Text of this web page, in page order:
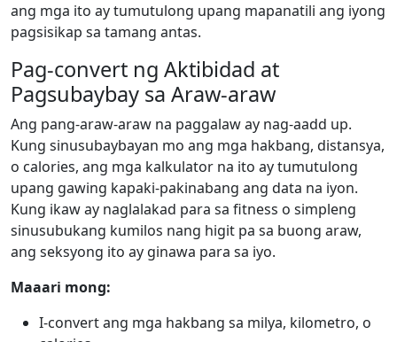
ang mga ito ay tumutulong upang mapanatili ang iyong
pagsisikap sa tamang antas.
Pag-convert ng Aktibidad at
Pagsubaybay sa Araw-araw
Ang pang-araw-araw na paggalaw ay nag-aadd up.
Kung sinusubaybayan mo ang mga hakbang, distansya,
o calories, ang mga kalkulator na ito ay tumutulong
upang gawing kapaki-pakinabang ang data na iyon.
Kung ikaw ay naglalakad para sa fitness o simpleng
sinusubukang kumilos nang higit pa sa buong araw,
ang seksyong ito ay ginawa para sa iyo.
Maaari mong:
I-convert ang mga hakbang sa milya, kilometro, o